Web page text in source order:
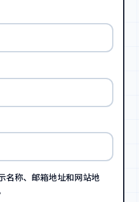
名称、邮箱地址和网站地